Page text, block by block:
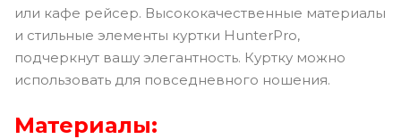
или кафе рейсер. Высококачественные материалы
и стильные элементы куртки HunterPro,
подчеркнут вашу элегантность. Куртку можно
использовать для повседневного ношения.
Материалы: